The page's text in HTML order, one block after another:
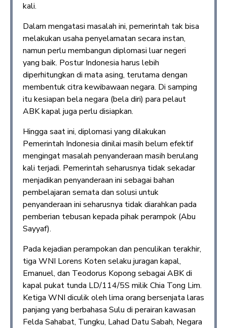
kali.
Dalam mengatasi masalah ini, pemerintah tak bisa
melakukan usaha penyelamatan secara instan,
namun perlu membangun diplomasi luar negeri
yang baik. Postur Indonesia harus lebih
diperhitungkan di mata asing, terutama dengan
membentuk citra kewibawaan negara. Di samping
itu kesiapan bela negara (bela diri) para pelaut
ABK kapal juga perlu disiapkan.
Hingga saat ini, diplomasi yang dilakukan
Pemerintah Indonesia dinilai masih belum efektif
mengingat masalah penyanderaan masih berulang
kali terjadi. Pemerintah seharusnya tidak sekadar
menjadikan penyanderaan ini sebagai bahan
pembelajaran semata dan solusi untuk
penyanderaan ini seharusnya tidak diarahkan pada
pemberian tebusan kepada pihak perampok (Abu
Sayyaf).
Pada kejadian perampokan dan penculikan terakhir,
tiga WNI Lorens Koten selaku juragan kapal,
Emanuel, dan Teodorus Kopong sebagai ABK di
kapal pukat tunda LD/114/5S milik Chia Tong Lim.
Ketiga WNI diculik oleh lima orang bersenjata laras
panjang yang berbahasa Sulu di perairan kawasan
Felda Sahabat, Tungku, Lahad Datu Sabah, Negara